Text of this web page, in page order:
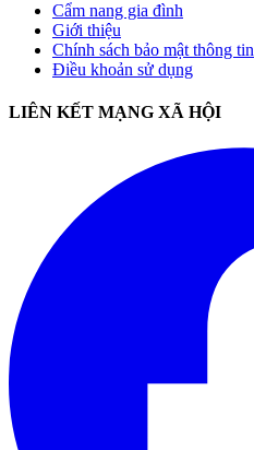
Cẩm nang gia đình
Giới thiệu
Chính sách bảo mật thông tin
Điều khoản sử dụng
LIÊN KẾT MẠNG XÃ HỘI